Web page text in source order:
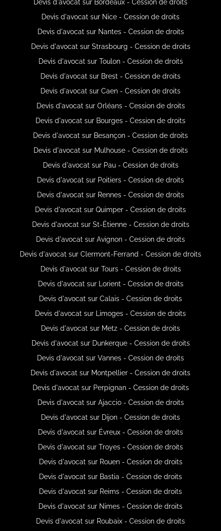
Devis d'avocat sur Bordeaux - Cession de droits
Devis d'avocat sur Nice - Cession de droits
Devis d'avocat sur Nantes - Cession de droits
Devis d'avocat sur Strasbourg - Cession de droits
Devis d'avocat sur Toulon - Cession de droits
Devis d'avocat sur Brest - Cession de droits
Devis d'avocat sur Caen - Cession de droits
Devis d'avocat sur Orléans - Cession de droits
Devis d'avocat sur Bourges - Cession de droits
Devis d'avocat sur Besançon - Cession de droits
Devis d'avocat sur Mulhouse - Cession de droits
Devis d'avocat sur Pau - Cession de droits
Devis d'avocat sur Poitiers - Cession de droits
Devis d'avocat sur Rennes - Cession de droits
Devis d'avocat sur Quimper - Cession de droits
Devis d'avocat sur St-Étienne - Cession de droits
Devis d'avocat sur Avignon - Cession de droits
Devis d'avocat sur Clermont-Ferrand - Cession de droits
Devis d'avocat sur Tours - Cession de droits
Devis d'avocat sur Lorient - Cession de droits
Devis d'avocat sur Calais - Cession de droits
Devis d'avocat sur Limoges - Cession de droits
Devis d'avocat sur Metz - Cession de droits
Devis d'avocat sur Dunkerque - Cession de droits
Devis d'avocat sur Vannes - Cession de droits
Devis d'avocat sur Montpellier - Cession de droits
Devis d'avocat sur Perpignan - Cession de droits
Devis d'avocat sur Ajaccio - Cession de droits
Devis d'avocat sur Dijon - Cession de droits
Devis d'avocat sur Évreux - Cession de droits
Devis d'avocat sur Troyes - Cession de droits
Devis d'avocat sur Rouen - Cession de droits
Devis d'avocat sur Bastia - Cession de droits
Devis d'avocat sur Reims - Cession de droits
Devis d'avocat sur Nimes - Cession de droits
Devis d'avocat sur Roubaix - Cession de droits